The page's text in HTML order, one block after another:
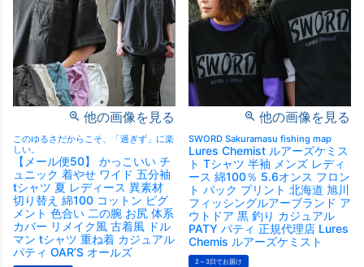
他の画像を見る
このゆるさだからこそ、「過ぎず」に楽
しい。
【メール便50】 かっこいい チ
ュニック 着やせ ワイド 五分袖
tシャツ 夏 レディース 異素材
切り替え 綿100 コットン ピグ
メント 色合い 二の腕 お尻 体系
カバー リメイク風 古着風 ドル
マン tシャツ 重ね着 カジュアル
パティ OAR’S オールズ
他の画像を見る
SWORD Sakuramasu fishing map
Lures Chemist ルアーズケミス
ト Tシャツ 半袖 メンズ レディ
ース 綿100％ 5.6オンス フロン
ト バック プリント 北海道 旭川
フィッシングルアーブランド ア
ウトドア 黒 釣り カジュアル
PATY パティ 正規代理店 Lures
Chemis ルアーズケミスト
2～3日でお届け